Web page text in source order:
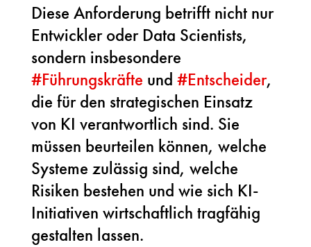
Diese Anforderung betrifft nicht nur
Entwickler oder Data Scientists,
sondern insbesondere
#Führungskräfte und #Entscheider,
die für den strategischen Einsatz
von KI verantwortlich sind. Sie
müssen beurteilen können, welche
Systeme zulässig sind, welche
Risiken bestehen und wie sich KI-
Initiativen wirtschaftlich tragfähig
gestalten lassen.